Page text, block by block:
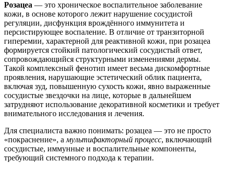
Розацеа — это хроническое воспалительное заболевание
кожи, в основе которого лежит нарушение сосудистой
регуляции, дисфункция врождённого иммунитета и
персистирующее воспаление. В отличие от транзиторной
гиперемии, характерной для реактивной кожи, при розацеа
формируется стойкий патологический сосудистый ответ,
сопровождающийся структурными изменениями дермы.
Такой комплексный фенотип имеет весьма дискомфортные
проявления, нарушающие эстетический облик пациента,
включая зуд, повышенную сухость кожи, явно выраженные
сосудистые звездочки на лице, которые в дальнейшем
затрудняют использование декоративной косметики и требует
внимательного исследования и лечения.
Для специалиста важно понимать: розацеа — это не просто
«покраснение», амультифакторный процесс, включающий
сосудистые, иммунные и воспалительные компоненты,
требующий системного подхода к терапии.